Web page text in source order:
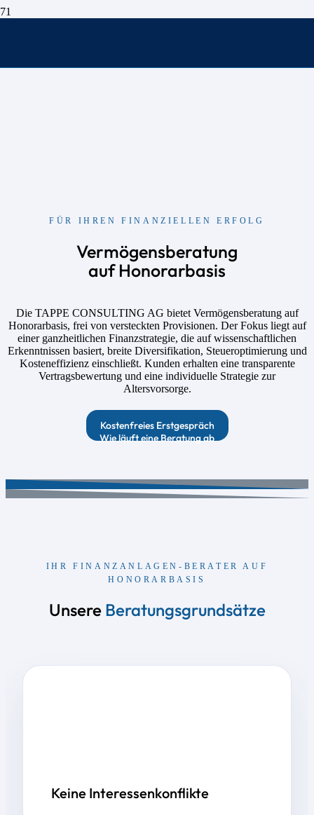
FÜR IHREN FINANZIELLEN ERFOLG
Vermögensberatung
auf Honorarbasis
Die TAPPE CONSULTING AG bietet Vermögensberatung auf
Honorarbasis, frei von versteckten Provisionen. Der Fokus liegt auf
einer ganzheitlichen Finanzstrategie, die auf wissenschaftlichen
Erkenntnissen basiert, breite Diversifikation, Steueroptimierung und
Kosteneffizienz einschließt. Kunden erhalten eine transparente
Vertragsbewertung und eine individuelle Strategie zur
Altersvorsorge.
Kostenfreies Erstgespräch
Wie läuft eine Beratung ab
IHR FINANZANLAGEN-BERATER AUF
HONORARBASIS
Unsere Beratungsgrundsätze
Keine Interessen­konflikte